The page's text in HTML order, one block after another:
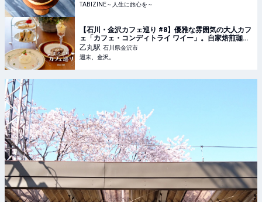
TABIZINE～人生に旅心を～
【石川・金沢カフェ巡り #8】優雅な雰囲気の大人カフ
ェ「カフェ・コンディトライ ワイー」。自家焙煎珈琲
の香りに包まれ体に優しいスイーツを - 週末、金沢。
乙丸駅 石川県金沢市
週末、金沢。